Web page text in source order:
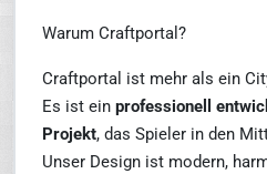
Warum Craftportal?
Craftportal ist mehr als ein
Es ist ein professionell
Projekt, das Spieler in den
Unser Design ist modern,